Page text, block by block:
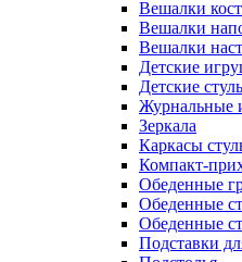
Вешалки
Вешалки
Вешалки
Детские
Детские
Журнальные
Зеркала
Каркасы
Компакт-
Обеденные
Обеденные
Обеденные
Подставки